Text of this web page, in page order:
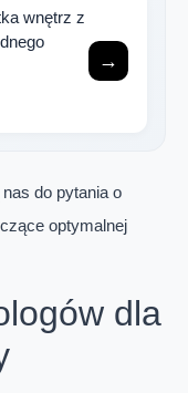
wnętrz z
→
do pytania o
optymalnej
dla